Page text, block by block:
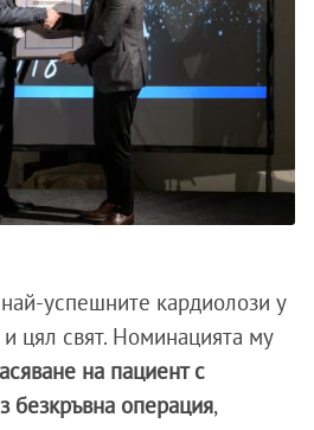
успешните кардиолози у
и цял свят. Номинацията му
на пациент с
безкръвна операция,